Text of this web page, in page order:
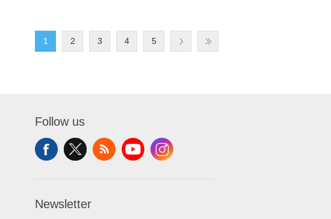
1 2 3 4 5
Follow us
Newsletter